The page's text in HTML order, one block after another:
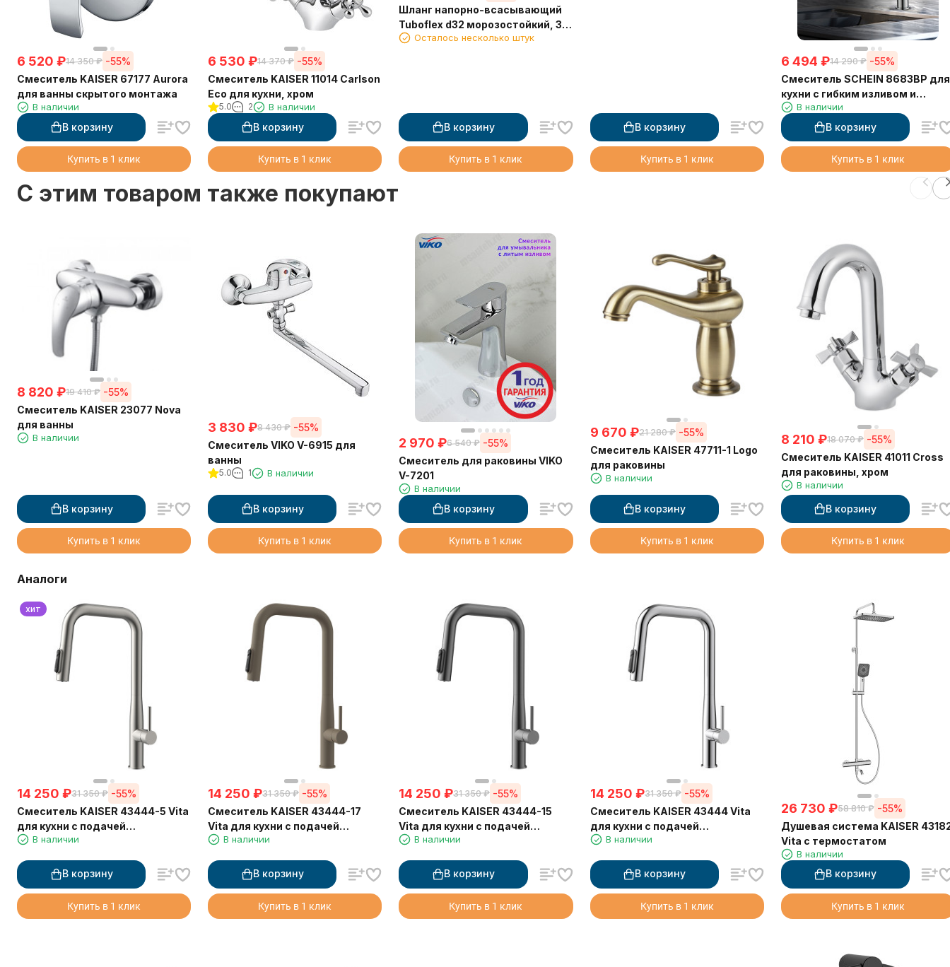
6 520 ₽14 350 ₽ -55%
Смеситель KAISER 67177 Aurora
для ванны скрытого монтажа
В наличии
В корзину
Купить в 1 клик
6 530 ₽14 370 ₽ -55%
Смеситель KAISER 11014 Carlson
Eco для кухни, хром
5.0 2 В наличии
В корзину
Купить в 1 клик
Шланг напорно-всасывающий
Tuboflex d32 морозостойкий, 30
м, (синий)/НОРМА
Осталось несколько штук
В корзину
Купить в 1 клик
В корзину
Купить в 1 клик
6 494 ₽14 290 ₽ -55%
Смеситель SCHEIN 8683BP для
кухни с гибким изливом и
подключением фильтра,
черный
В наличии
В корзину
Купить в 1 клик
C этим товаром также покупают
8 820 ₽19 410 ₽ -55%
Смеситель KAISER 23077 Nova
для ванны
В наличии
В корзину
Купить в 1 клик
3 830 ₽8 430 ₽ -55%
Смеситель VIKO V-6915 для
ванны
5.0 1 В наличии
В корзину
Купить в 1 клик
2 970 ₽6 540 ₽ -55%
Смеситель для раковины VIKO
V-7201
В наличии
В корзину
Купить в 1 клик
9 670 ₽21 280 ₽ -55%
Смеситель KAISER 47711-1 Logo
для раковины
В наличии
В корзину
Купить в 1 клик
8 210 ₽18 070 ₽ -55%
Смеситель KAISER 41011 Cross
для раковины, хром
В наличии
В корзину
Купить в 1 клик
Аналоги
хит
14 250 ₽31 350 ₽ -55%
Смеситель KAISER 43444-5 Vita
для кухни с подачей
фильтрованной воды
В наличии
В корзину
Купить в 1 клик
14 250 ₽31 350 ₽ -55%
Смеситель KAISER 43444-17
Vita для кухни с подачей
фильтрованной воды и
В наличии
В корзину
Купить в 1 клик
14 250 ₽31 350 ₽ -55%
Смеситель KAISER 43444-15
Vita для кухни с подачей
фильтрованной воды и
В наличии
В корзину
Купить в 1 клик
14 250 ₽31 350 ₽ -55%
Смеситель KAISER 43444 Vita
для кухни с подачей
фильтрованной воды и
В наличии
В корзину
Купить в 1 клик
26 730 ₽58 810 ₽ -55%
Душевая система KAISER
Vita с термостатом
В наличии
В корзину
Купить в 1 клик